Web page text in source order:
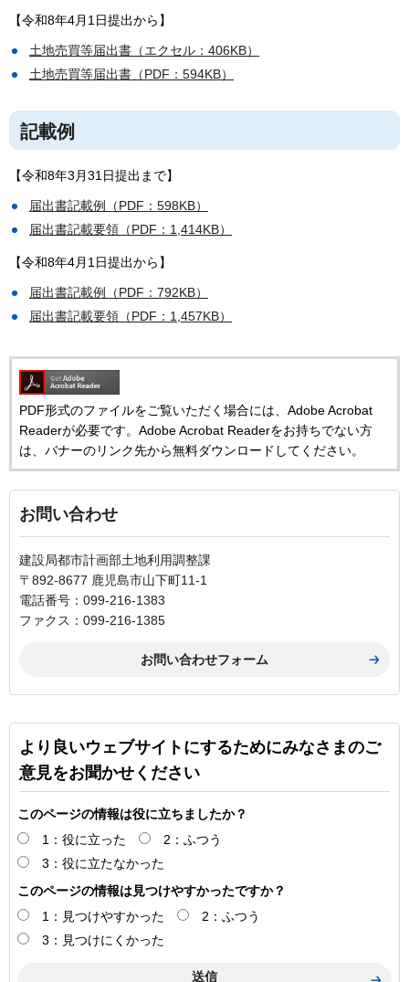
【令和8年4月1日提出から】
土地売買等届出書（エクセル：406KB）
土地売買等届出書（PDF：594KB）
記載例
【令和8年3月31日提出まで】
届出書記載例（PDF：598KB）
届出書記載要領（PDF：1,414KB）
【令和8年4月1日提出から】
届出書記載例（PDF：792KB）
届出書記載要領（PDF：1,457KB）
PDF形式のファイルをご覧いただく場合には、Adobe Acrobat
Readerが必要です。Adobe Acrobat Readerをお持ちでない方
は、バナーのリンク先から無料ダウンロードしてください。
お問い合わせ
建設局都市計画部土地利用調整課
〒892-8677 鹿児島市山下町11-1
電話番号：099-216-1383
ファクス：099-216-1385
より良いウェブサイトにするためにみなさまのご
意見をお聞かせください
このページの情報は役に立ちましたか？
1：役に立った
2：ふつう
3：役に立たなかった
このページの情報は見つけやすかったですか？
1：見つけやすかった
2：ふつう
3：見つけにくかった